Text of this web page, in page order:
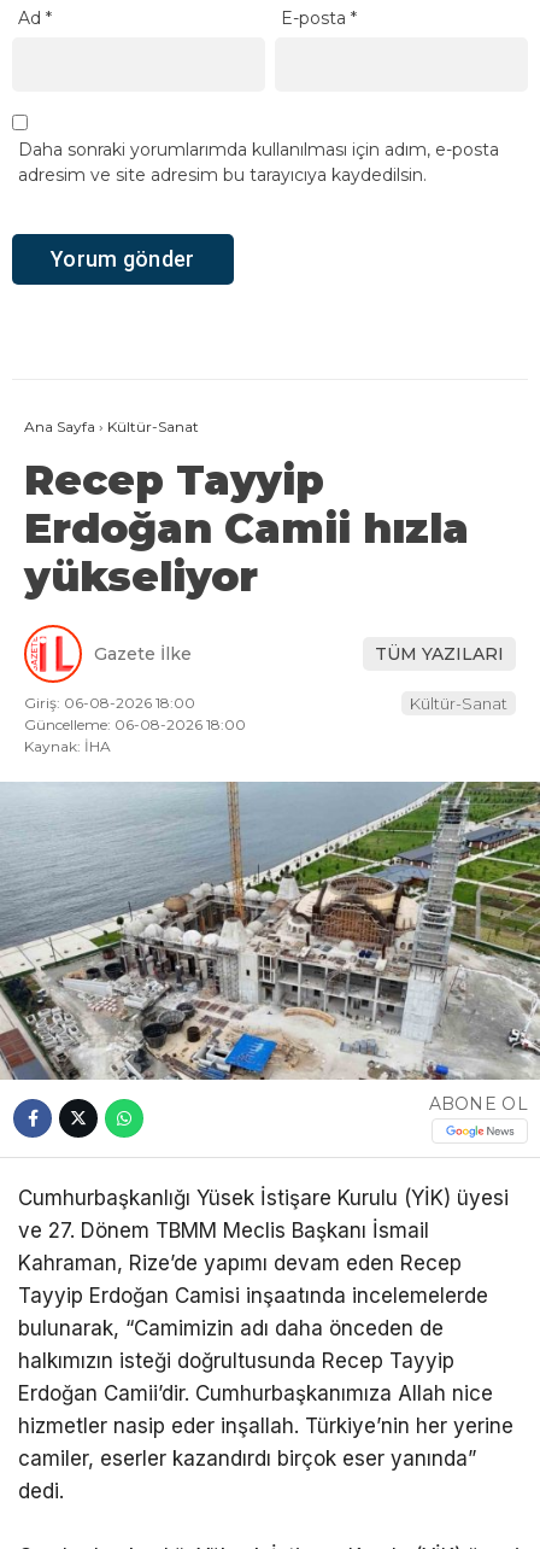
Ad * E-posta*
Daha sonraki yorumlarımda kullanılması için adım, e-posta
adresim ve site adresim bu tarayıcıya kaydedilsin.
Ana Sayfa › Kültür-Sanat
Recep Tayyip
Erdoğan Camii hızla
yükseliyor
Gazete İlke TÜM YAZILARI
Giriş: 06-08-2026 18:00
Güncelleme: 06-08-2026 18:00
Kaynak: İHA
Kültür-Sanat
ABONE OL
Cumhurbaşkanlığı Yüsek İstişare Kurulu (YİK) üyesi
ve 27. Dönem TBMM Meclis Başkanı İsmail
Kahraman, Rize’de yapımı devam eden Recep
Tayyip Erdoğan Camisi inşaatında incelemelerde
bulunarak, “Camimizin adı daha önceden de
halkımızın isteği doğrultusunda Recep Tayyip
Erdoğan Camii’dir. Cumhurbaşkanımıza Allah nice
hizmetler nasip eder inşallah. Türkiye’nin her yerine
camiler, eserler kazandırdı birçok eser yanında”
dedi.